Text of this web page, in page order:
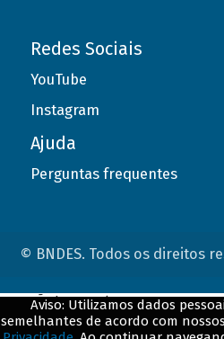
Redes Sociais
YouTube
Instagram
Ajuda
Perguntas frequentes
© BNDES. Todos os direitos
Aviso: Utilizamos dados
semelhantes de acordo com nossos
ConteÃºdo complementar
${title}${badge}